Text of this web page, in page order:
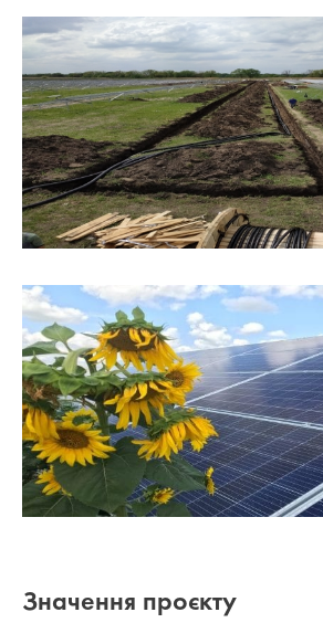
Значення проєкту